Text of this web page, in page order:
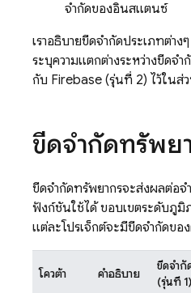
จำกัดของอินสแตนซ์
เราอธิบายขีดจำกัดประเภทต่าง
ระบุความแตกต่างระหว่างขีดจำ
กับ Firebase (รุ่นที่ 2) ไว้ในส่
ขีดจำกัดทรัพย
ขีดจำกัดทรัพยากรจะส่งผลต่อ
ฟังก์ชันใช้ได้ ขอบเขตระดับภูมิ
แต่ละโปรเจ็กต์จะมีขีดจำกัดของ
โควต้า คำอธิบาย
ขีดจำกั
(รุ่นที่ 1)